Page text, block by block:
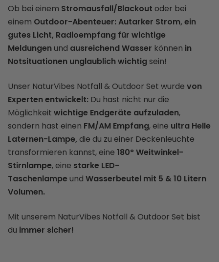
Ob bei einem Stromausfall/Blackout oder bei
einem Outdoor-Abenteuer: Autarker Strom, ein
gutes Licht, Radioempfang für wichtige
Meldungenund ausreichend Wasser können in
Notsituationen unglaublich wichtigsein!
Unser NaturVibes Notfall & Outdoor Set wurde von
Experten entwickelt: Du hast nicht nur die
Möglichkeit wichtige Endgeräte aufzuladen,
sondern hast einen FM/AM Empfang, eine ultra Helle
Laternen-Lampe,die du zu einer Deckenleuchte
transformieren kannst, eine 180° Weitwinkel-
Stirnlampe, eine starke LED-
Taschenlampe und Wasserbeutel mit 5 & 10 Litern
Volumen.
Mit unserem NaturVibes Notfall & Outdoor Set bist
du immer sicher!